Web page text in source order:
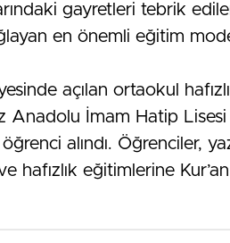
gayretleri tebrik
en önemli eğitim
açılan ortaokul
Anadolu İmam Hatip
alındı. Öğrenciler,
hafızlık eğitimlerine